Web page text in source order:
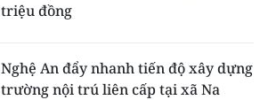
triệu đồng
Nghệ An đẩy nhanh tiến độ xây dựng
trường nội trú liên cấp tại xã Na